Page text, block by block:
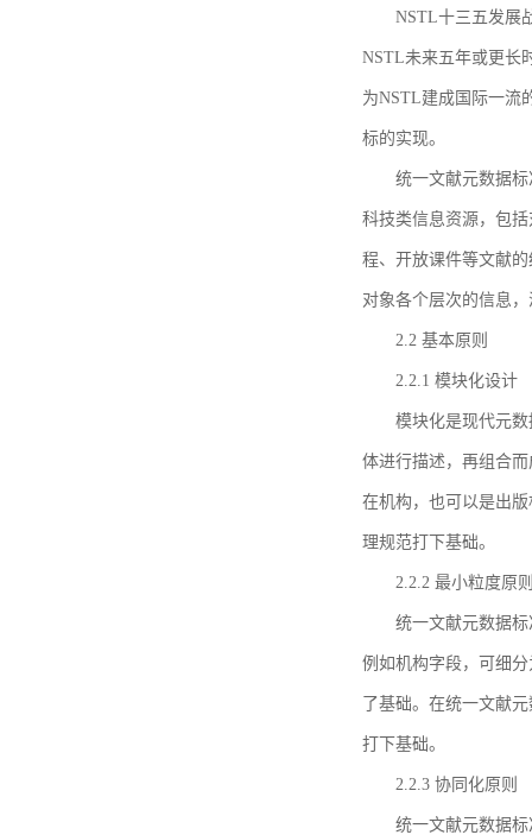
NSTL十三五发展
NSTL未来五年或更长
为NSTL建成国际一流
标的实现。
统一文献元数据
科技类信息资源，包
程、开放课件等文献
对象各个层次的信息
2.2 基本原则
2.2.1 模块化设计
模块化是现代元
体进行描述，再组合
在机构，也可以是出
理规范打下基础。
2.2.2 最小粒度原
统一文献元数据
例如机构字段，可细
了基础。在统一文献
打下基础。
2.2.3 协同化原则
统一文献元数据